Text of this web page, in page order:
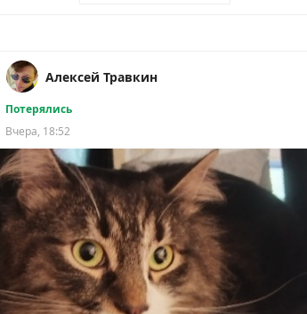
Алексей Травкин
Потерялись
Вчера, 18:52